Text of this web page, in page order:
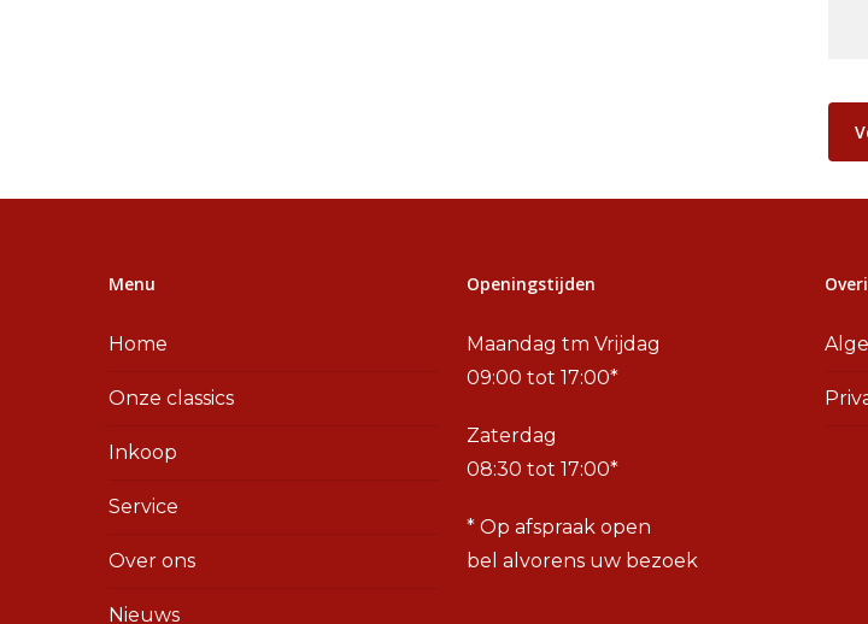
Menu
Home
Onze classics
Inkoop
Service
Over ons
Nieuws
Openingstijden
Maandag tm Vrijdag
09:00 tot 17:00*
Zaterdag
08:30 tot 17:00*
* Op afspraak open
bel alvorens uw bezoek